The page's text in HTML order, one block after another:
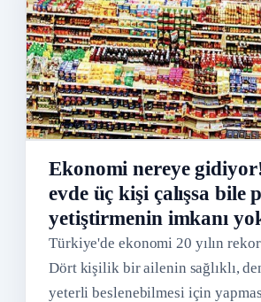
Ekonomi nereye
evde üç kişi çalışsa bile
yetiştirmenin imkanı
Türkiye'de ekonomi 20 yılın
Dört kişilik bir ailenin sağlıklı,
yeterli beslenebilmesi için